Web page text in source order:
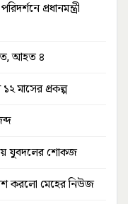
প্রধানমন্ত্রী
আহত ৪
মাসের প্রকল্প
যুবদলের শোকজ
করলো মেহের নিউজ